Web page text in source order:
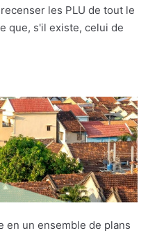
les PLU de tout le
que, s'il existe, celui de
en un ensemble de plans